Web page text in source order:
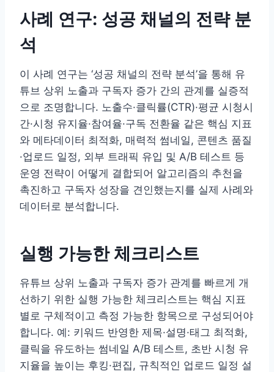
사례 연구: 성공 채널의 전략 분
석
이 사례 연구는 ‘성공 채널의 전략 분석’을 통해 유
튜브 상위 노출과 구독자 증가 간의 관계를 실증적
으로 조명합니다. 노출수·클릭률(CTR)·평균 시청시
간·시청 유지율·참여율·구독 전환율 같은 핵심 지표
와 메타데이터 최적화, 매력적 썸네일, 콘텐츠 품질
·업로드 일정, 외부 트래픽 유입 및 A/B 테스트 등
운영 전략이 어떻게 결합되어 알고리즘의 추천을
촉진하고 구독자 성장을 견인했는지를 실제 사례와
데이터로 분석합니다.
실행 가능한 체크리스트
유튜브 상위 노출과 구독자 증가 관계를 빠르게 개
선하기 위한 실행 가능한 체크리스트는 핵심 지표
별로 구체적이고 측정 가능한 항목으로 구성되어야
합니다. 예: 키워드 반영한 제목·설명·태그 최적화,
클릭을 유도하는 썸네일 A/B 테스트, 초반 시청 유
지율을 높이는 후킹·편집, 규칙적인 업로드 일정 설